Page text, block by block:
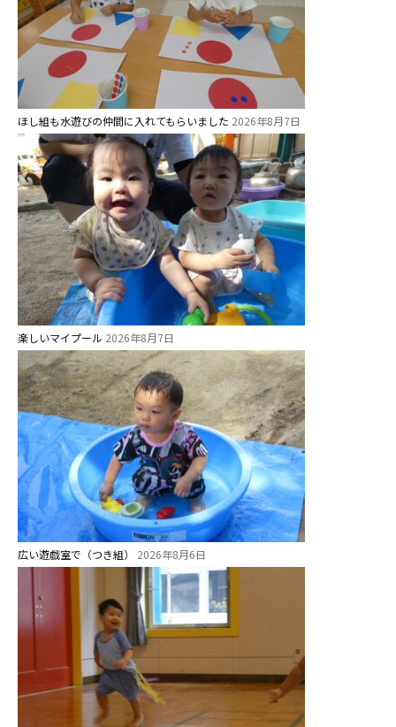
ほし組も水遊びの仲間に入れてもらいました 2026年8月7日
楽しいマイプール 2026年8月7日
広い遊戯室で（つき組） 2026年8月6日
お知らせ
今日の幼稚園
園児募集要項
教職員募集
園のこと
園舎案内
安⼼・安全対策
給⾷
課外教室
理事長のことば
教育と保育
美⽊多幼稚園の理想
園の1⽇
年間⾏事
預かり保育［ヒラソル ]
美⽊多チコス
美⽊多チコスについて
美⽊多チコスブログ
未就園児クラス